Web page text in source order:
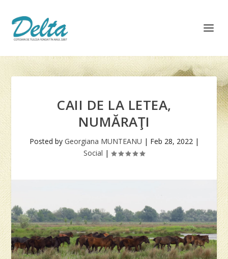
CAII DE LA LETEA,
NUMĂRAŢI
Posted by Georgiana MUNTEANU | Feb 28, 2022|
Social |